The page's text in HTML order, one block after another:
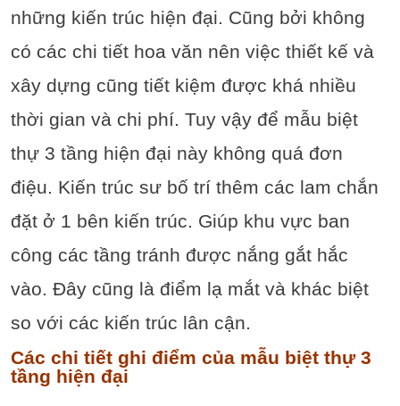
những kiến trúc hiện đại. Cũng bởi không
có các chi tiết hoa văn nên việc thiết kế và
xây dựng cũng tiết kiệm được khá nhiều
thời gian và chi phí. Tuy vậy để mẫu biệt
thự 3 tầng hiện đại này không quá đơn
điệu. Kiến trúc sư bố trí thêm các lam chắn
đặt ở 1 bên kiến trúc. Giúp khu vực ban
công các tầng tránh được nắng gắt hắc
vào. Đây cũng là điểm lạ mắt và khác biệt
so với các kiến trúc lân cận.
Các chi tiết ghi điểm của mẫu biệt thự 3
tầng hiện đại